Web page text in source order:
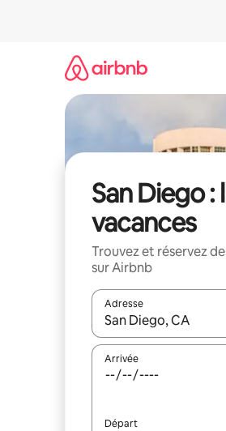
San Diego
vacances
Trouvez et réservez
sur Airbnb
Adresse
Lorsque les résultats
Arrivée
Départ